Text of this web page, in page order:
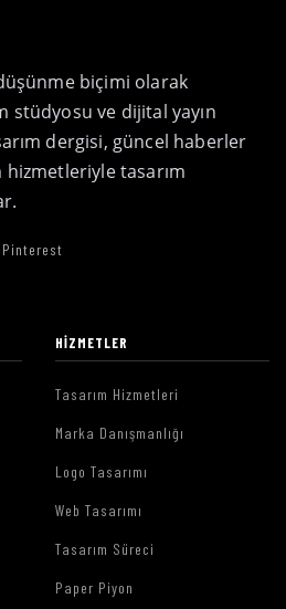
biçimi olarak
stüdyosu ve dijital yayın
dergisi, güncel haberler
tasarım
Pinterest
HIZMETLER
Tasarım Hizmetleri
Marka Danışmanlığı
Logo Tasarımı
Web Tasarımı
Tasarım Süreci
Paper Piyon